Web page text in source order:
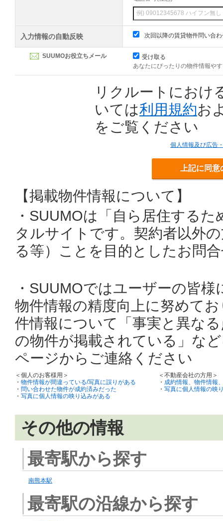
入力情報の自動反映 次回以降の賃貸物件問い合
SUUMOお役立ちメール
受け取る
あなたにぴったりの物件情報や
リクルートにおけ
いては利用規約お
をご覧ください
個人情報及び広告
上記に同
【掲載物件情報について】
・SUUMOは「自ら居住する
タルサイトです。契約者以外
る等）ことを目的としたお問
・SUUMOではユーザーの皆
物件情報の精度向上に努めて
件情報について「事実と異な
の物件が掲載されている」な
ページからご連絡ください
＜個人のお客様用＞
・ 物件情報が間違っている/写真に誤りがある
・ 問い合わせた物件が成約済みだった
・ 写真に個人情報の映り込みがある
＜不動産会社の方用＞
・ 成約情報、物件情報
・ 写真に個人情報の映
その他の情報
最寄駅から探す
南熊本駅
最寄駅の沿線から探す